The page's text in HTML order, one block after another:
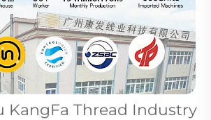
KangFa Thread Industry